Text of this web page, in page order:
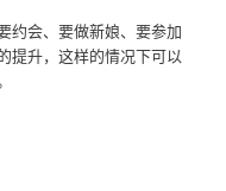
约会、要做新娘、要参加
提升，这样的情况下可以